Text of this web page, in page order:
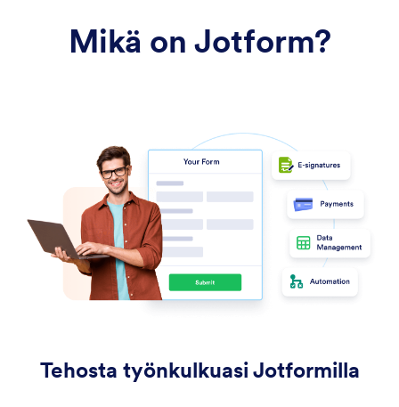
Mikä on Jotform?
Tehosta työnkulkuasi Jotformilla